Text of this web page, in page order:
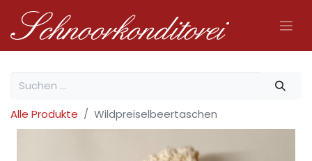
Alle Produkte Wildpreiselbeertaschen